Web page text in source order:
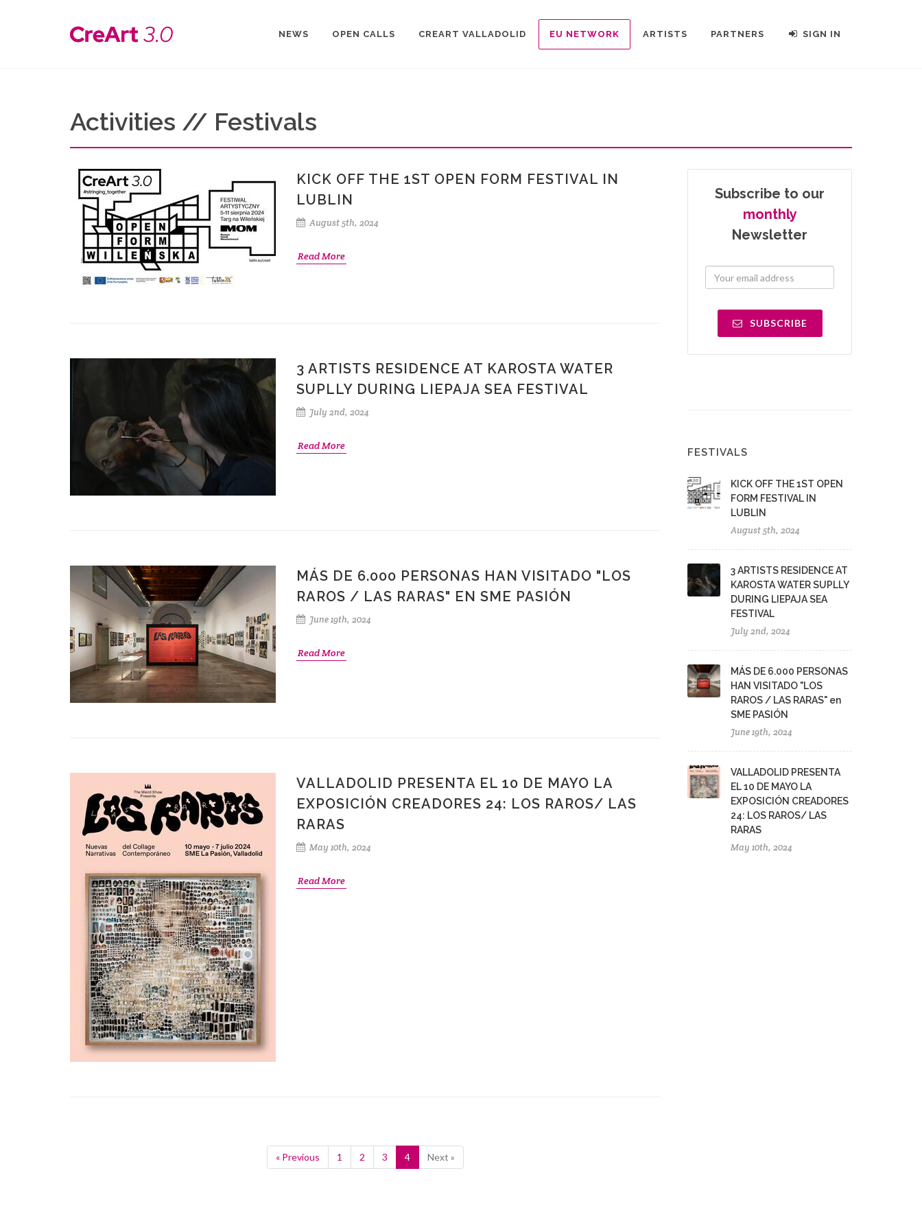
NEWS OPEN CALLS CREART VALLADOLID EU NETWORK ARTISTS PARTNERS SIGN IN
Activities // Festivals
KICK OFF THE 1ST OPEN FORM FESTIVAL IN
LUBLIN
August 5th, 2024
Read More
3 ARTISTS RESIDENCE AT KAROSTA WATER
SUPLLY DURING LIEPAJA SEA FESTIVAL
July 2nd, 2024
Read More
MÁS DE 6.000 PERSONAS HAN VISITADO "LOS
RAROS / LAS RARAS" EN SME PASIÓN
June 19th, 2024
Read More
VALLADOLID PRESENTA EL 10 DE MAYO LA
EXPOSICIÓN CREADORES 24: LOS RAROS/ LAS
RARAS
May 10th, 2024
Read More
« Previous 1 2 3 4 Next »
Subscribe to our
monthly
Newsletter
SUBSCRIBE
FESTIVALS
KICK OFF THE 1ST OPEN
FORM FESTIVAL IN
LUBLIN
August 5th, 2024
3 ARTISTS RESIDENCE AT
KAROSTA WATER SUPLLY
DURING LIEPAJA SEA
FESTIVAL
July 2nd, 2024
MÁS DE 6.000 PERSONAS
HAN VISITADO "LOS
RAROS / LAS RARAS" en
SME PASIÓN
June 19th, 2024
VALLADOLID PRESENTA
EL 10 DE MAYO LA
EXPOSICIÓN CREADORES
24: LOS RAROS/ LAS
RARAS
May 10th, 2024